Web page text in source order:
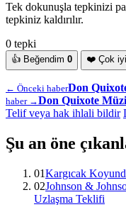
Tek dokunuşla tepkinizi
tepkiniz kaldırılır.
0 tepki
👍 Beğendim 0 ❤️ Çok iyi
← Önceki haberDon
haber →Don Quixote
Telif veya hak ihlali bildir
Şu an öne
01Kargıcak
02Johnson &
Uzlaşma Teklifi